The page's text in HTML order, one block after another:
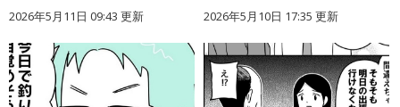
2026年5月11日 09:43 更新 2026年5月10日 17:35 更新